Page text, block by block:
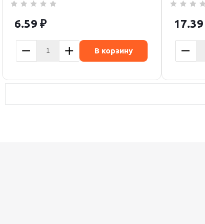
6.59 ₽
В корзину
17.39